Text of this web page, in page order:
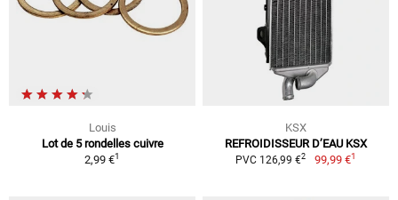
Louis
Lot de 5 rondelles cuivre
2,99 €1
KSX
REFROIDISSEUR D’EAU KSX
PVC 126,99 €2 99,99 €1